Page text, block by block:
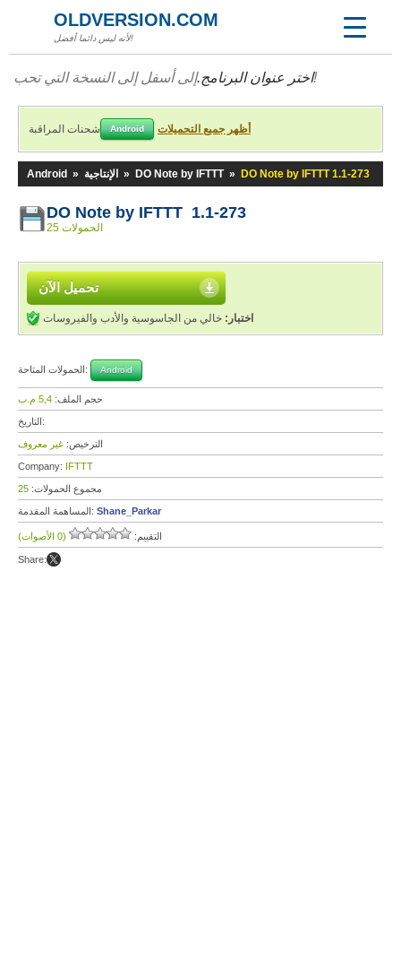
OLDVERSION.COM
لأنه ليس دائما أفضل!
اختر عنوان البرنامج.إلى أسفل إلى النسخة التي تحب!
شحنات المراقبة Android أظهر جميع التحميلات
Android » الإنتاجية » DO Note by IFTTT » DO Note by IFTTT 1.1-273
DO Note by IFTTT 1.1-273
25 الحمولات
تحميل الآن
اختبار: خالي من الجاسوسية والأدب والفيروسات
الحمولات المتاحة: Android
حجم الملف: 5,4 م.ب
التاريخ:
الترخيص: غير معروف
Company: IFTTT
مجموع الحمولات: 25
المساهمة المقدمة: Shane_Parkar
التقييم: (0 الأصوات)
Share: